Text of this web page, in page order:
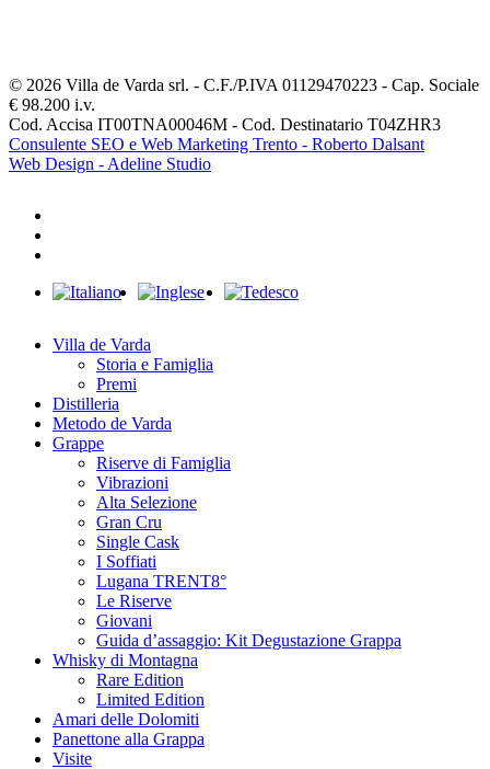
© 2026 Villa de Varda srl. - C.F./P.IVA 01129470223 - Cap. Sociale
€ 98.200 i.v.
Cod. Accisa IT00TNA00046M - Cod. Destinatario T04ZHR3
Consulente SEO e Web Marketing Trento - Roberto Dalsant
Web Design - Adeline Studio
Close
Villa de Varda
Storia e Famiglia
Premi
Distilleria
Metodo de Varda
Grappe
Riserve di Famiglia
Vibrazioni
Alta Selezione
Gran Cru
Single Cask
I Soffiati
Lugana TRENT8°
Le Riserve
Giovani
Guida d’assaggio: Kit Degustazione Grappa
Whisky di Montagna
Rare Edition
Limited Edition
Amari delle Dolomiti
Panettone alla Grappa
Visite